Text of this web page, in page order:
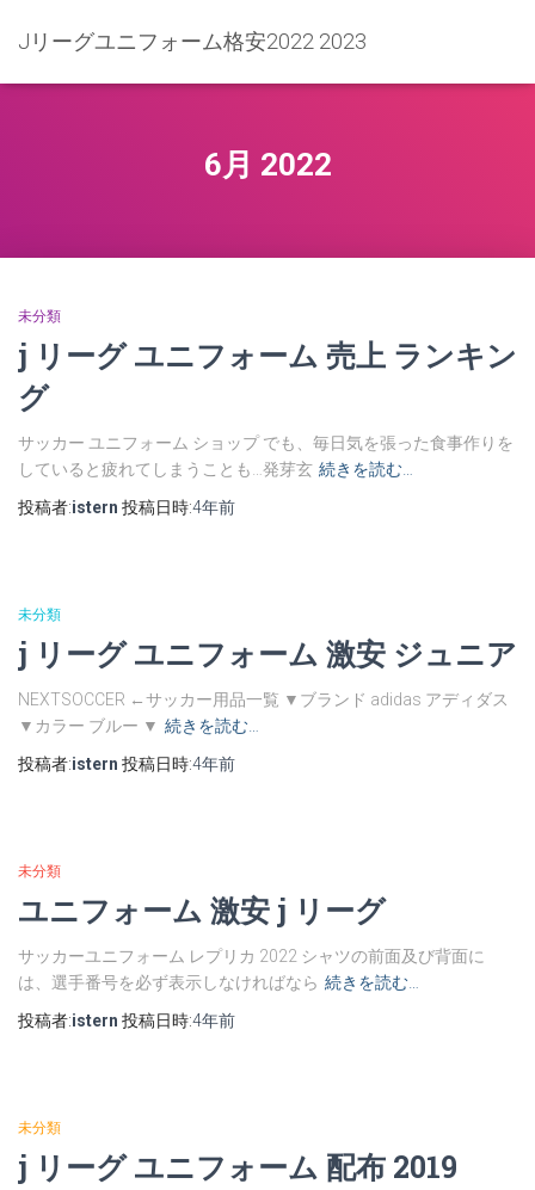
Jリーグユニフォーム格安2022 2023
6月 2022
未分類
j リーグ ユニフォーム 売上 ランキン
グ
サッカー ユニフォーム ショップ でも、毎日気を張った食事作りを
していると疲れてしまうことも…発芽玄 続きを読む…
投稿者:istern 投稿日時:4年前
未分類
j リーグ ユニフォーム 激安 ジュニア
NEXTSOCCER ←サッカー用品一覧 ▼ブランド adidas アディダス
▼カラー ブルー ▼ 続きを読む…
投稿者:istern 投稿日時:4年前
未分類
ユニフォーム 激安 j リーグ
サッカーユニフォーム レプリカ 2022 シャツの前面及び背面に
は、選手番号を必ず表示しなければなら 続きを読む…
投稿者:istern 投稿日時:4年前
未分類
j リーグ ユニフォーム 配布 2019